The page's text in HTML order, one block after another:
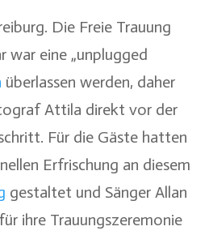
Die Freie Trauung
war eine „unplugged
überlassen werden, daher
Attila direkt vor der
Für die Gäste hatten
Erfrischung an diesem
gestaltet und Sänger Allan
ihre Trauungszeremonie